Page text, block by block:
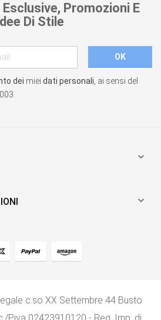
Promozioni E
Di Stile
dei miei dati personali , ai sensi del


c.so XX Settembre 44 Busto
P.iva 02423910120 - Reg, Imp. di